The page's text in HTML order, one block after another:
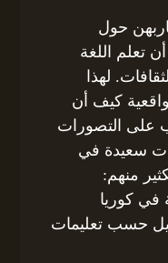
حول
تعلم اللغة
لهذا
كيف أن
على التصورات
سعيدة في
منهم:
في كوريا
حسب تعليمات